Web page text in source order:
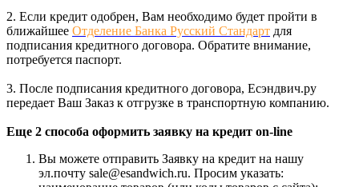
2. Если кредит одобрен, Вам необходимо будет пройти в
ближайшее Отделение Банка Русский Стандарт для
подписания кредитного договора. Обратите внимание,
потребуется паспорт.
3. После подписания кредитного договора, Есэндвич.ру
передает Ваш Заказ к отгрузке в транспортную компанию.
Еще 2 способа оформить заявку на кредит on-line
Вы можете отправить Заявку на кредит на нашу
эл.почту sale@esandwich.ru. Просим указать: